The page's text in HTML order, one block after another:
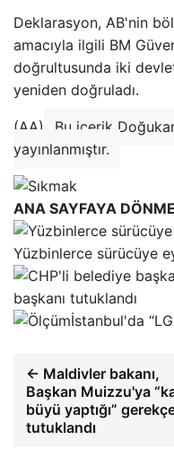
Deklarasyon, AB'nin
amacıyla ilgili BM
doğrultusunda iki
yeniden doğruladı.
(AA)
Bu içerik
yayınlanmıştır.
ANA SAYFAYA
Yüzbinlerce sürücüye
başkanı tutuklandı
İstanbul'da
← Maldivler bakanı,
Başkan Muizzu'ya
büyü yaptığı”
tutuklandı